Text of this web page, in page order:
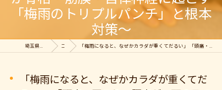
「梅雨のトリプルパンチ」と根本
対策〜
コラム 「梅雨になると、なぜかカラダが重くてだるい」 「頭痛・肩こり・腰痛が、雨の日に決まって悪化する」 それ、気圧だけのせいではありません。 〜上尾市のベテラン整体師が教える、湿度・気圧・低温が骨格・筋膜・自律神経に起こす「梅雨のトリプルパンチ」と根本対策〜
「梅雨になると、なぜかカラダが重くてだ